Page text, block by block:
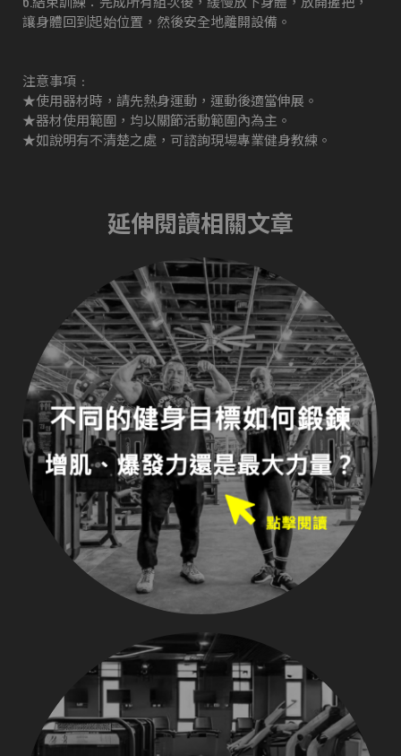
讓身體回到起始位置，然後安全地離開設備。
注意事項﹕
★使用器材時，請先熱身運動，運動後適當伸展。
★器材使用範圍，均以關節活動範圍內為主。
★如說明有不清楚之處，可諮詢現場專業健身教練。
延伸閱讀相關文章